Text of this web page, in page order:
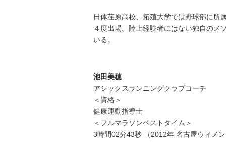
日体荏原高校、拓殖大学では野球部に所
４度出場。陸上経験者にはない独自のメ
いる。
池田美穂
アシックスランニングクラブコーチ
＜資格＞
健康運動指導士
＜フルマラソンベストタイム＞
3時間02分43秒 （2012年 名古屋ウィメ